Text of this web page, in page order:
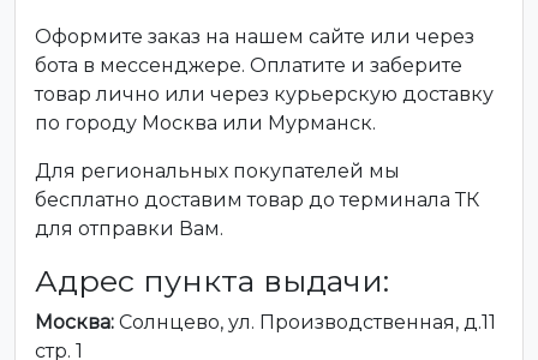
Оформите заказ на нашем сайте или через
бота в мессенджере. Оплатите и заберите
товар лично или через курьерскую доставку
по городу Москва или Мурманск.
Для региональных покупателей мы
бесплатно доставим товар до терминала ТК
для отправки Вам.
Адрес пункта выдачи:
Москва: Солнцево, ул. Производственная, д.11
стр. 1